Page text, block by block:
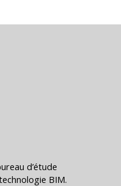
d’étude
BIM.